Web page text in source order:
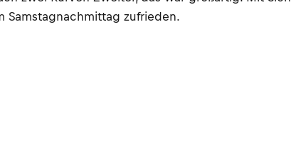
Samstagnachmittag zufrieden.